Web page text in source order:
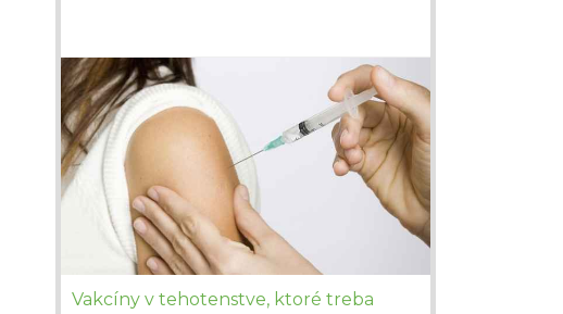
Vakcíny v tehotenstve, ktoré treba